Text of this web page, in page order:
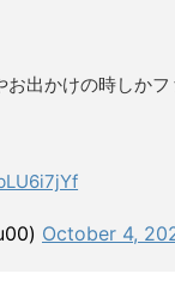
出かけの時しか
October 4,